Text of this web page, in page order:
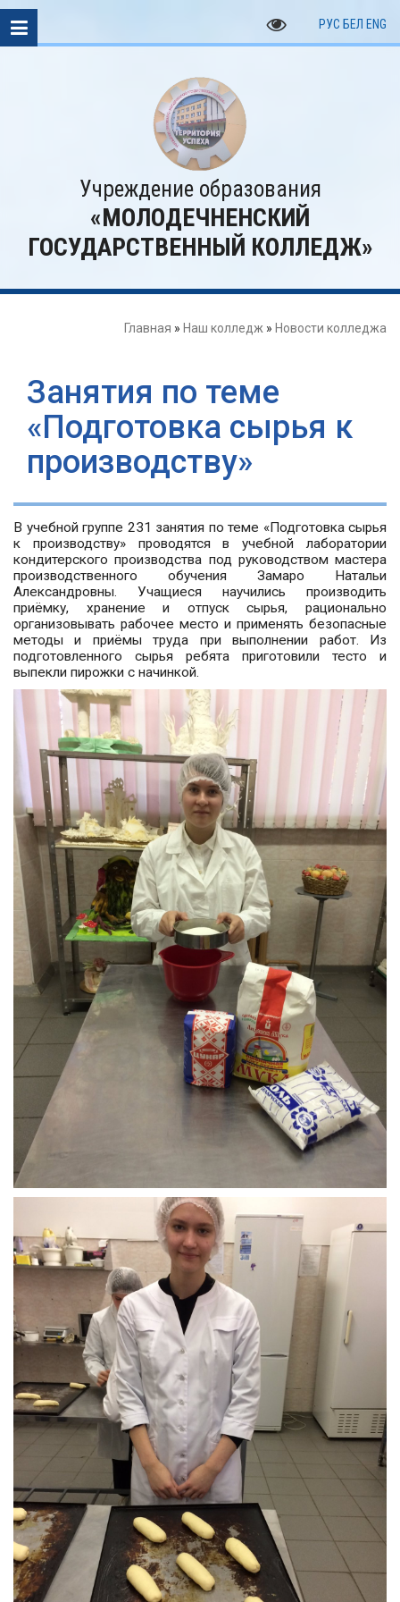
РУС БЕЛ ENG
Учреждение образования
«МОЛОДЕЧНЕНСКИЙ
ГОСУДАРСТВЕННЫЙ КОЛЛЕДЖ»
Главная » Наш колледж » Новости колледжа
Занятия по теме
«Подготовка сырья к
производству»
В учебной группе 231 занятия по теме «Подготовка сырья
к производству» проводятся в учебной лаборатории
кондитерского производства под руководством мастера
производственного обучения Замаро Натальи
Александровны. Учащиеся научились производить
приёмку, хранение и отпуск сырья, рационально
организовывать рабочее место и применять безопасные
методы и приёмы труда при выполнении работ. Из
подготовленного сырья ребята приготовили тесто и
выпекли пирожки с начинкой.